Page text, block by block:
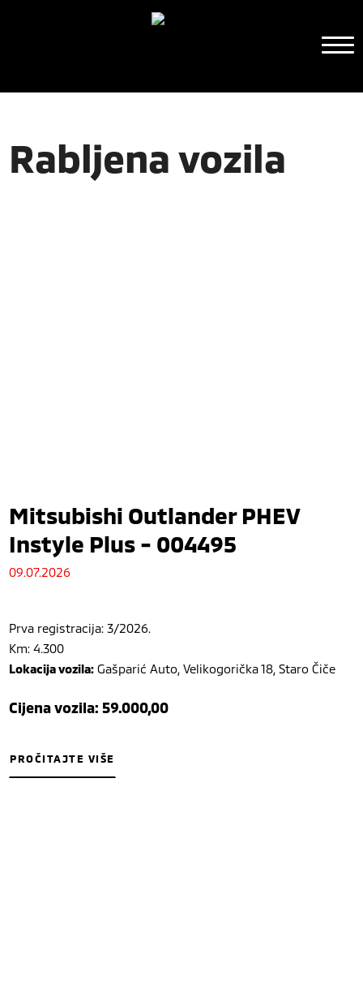
Rabljena vozila
Mitsubishi Outlander PHEV
Instyle Plus - 004495
09.07.2026
Prva registracija: 3/2026.
Km: 4.300
Lokacija vozila: Gašparić Auto, Velikogorička 18, Staro Čiče
Cijena vozila: 59.000,00
PROČITAJTE VIŠE